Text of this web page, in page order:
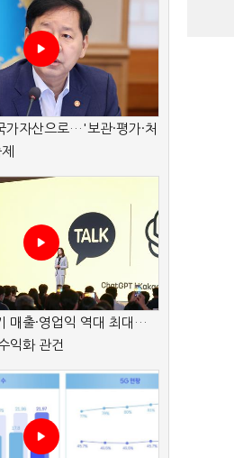
가자산으로…'보관·평가·처
매출·영업익 역대 최대…
익화 관건